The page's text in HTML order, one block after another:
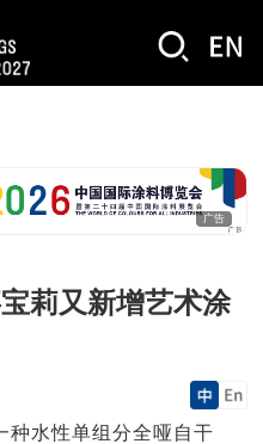
广告
莉又新增艺术涂
种水性单组分全哑自干